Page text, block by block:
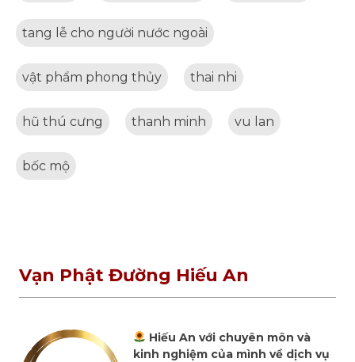
tang lễ cho người nước ngoài
vật phẩm phong thủy thai nhi
hũ thú cưng thanh minh vu lan
bốc mộ
Vạn Phật Đường Hiếu An
Hiếu An với chuyên môn và
kinh nghiệm của mình về dịch vụ